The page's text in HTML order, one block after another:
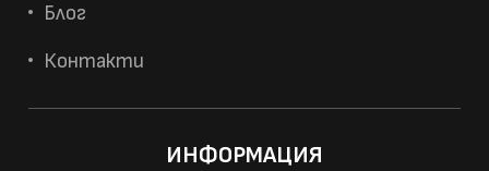
Блог
Контакти
ИНФОРМАЦИЯ